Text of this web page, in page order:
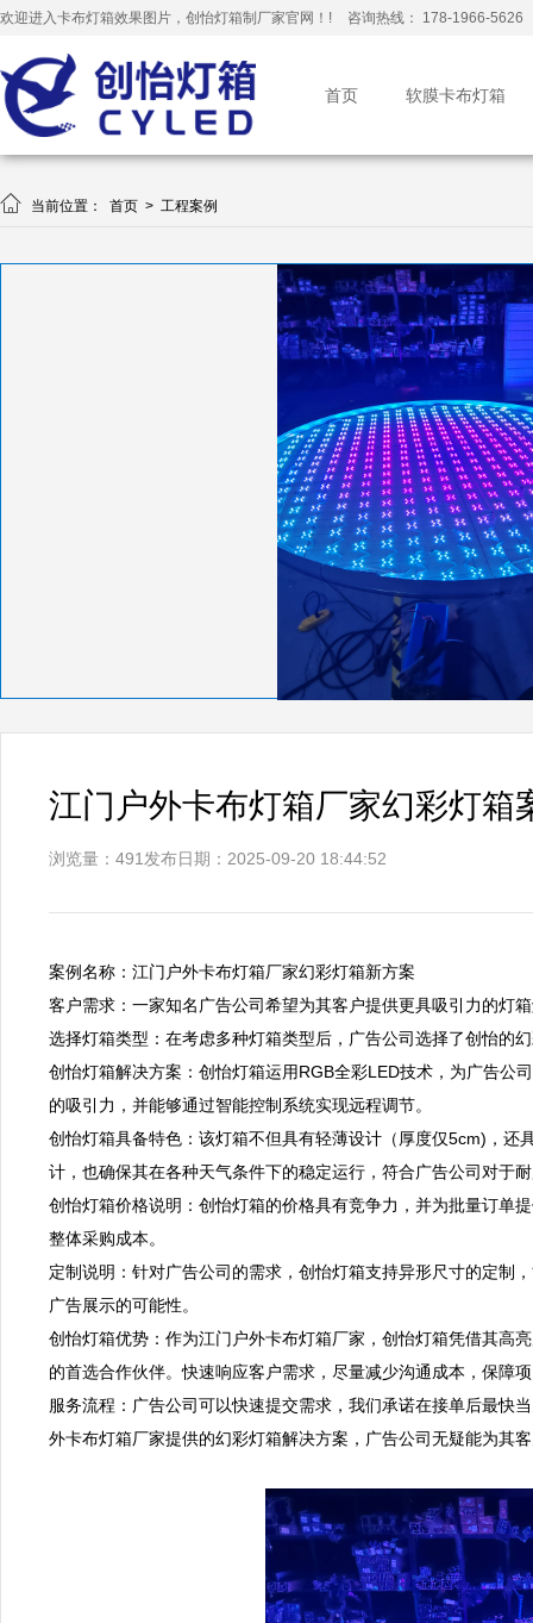
欢迎进入卡布灯箱效果图片，创怡灯箱制厂家官网！! 咨询热线： 178-1966-5626
首页 软膜卡布灯箱
 当前位置： 首页 > 工程案例
江门户外卡布灯箱厂家幻彩灯箱
浏览量：491 发布日期：2025-09-20 18:44:52
案例名称：江门户外卡布灯箱厂家幻彩灯箱新方案
客户需求：一家知名广告公司希望为其客户提供更具吸引力的
选择灯箱类型：在考虑多种灯箱类型后，广告公司选择了创怡的
创怡灯箱解决方案：创怡灯箱运用RGB全彩LED技术，为广告公
的吸引力，并能够通过智能控制系统实现远程调节。
创怡灯箱具备特色：该灯箱不但具有轻薄设计（厚度仅5cm)，
计，也确保其在各种天气条件下的稳定运行，符合广告公司对于
创怡灯箱价格说明：创怡灯箱的价格具有竞争力，并为批量订单
整体采购成本。
定制说明：针对广告公司的需求，创怡灯箱支持异形尺寸的定制
广告展示的可能性。
创怡灯箱优势：作为江门户外卡布灯箱厂家，创怡灯箱凭借其高
的首选合作伙伴。快速响应客户需求，尽量减少沟通成本，保障
服务流程：广告公司可以快速提交需求，我们承诺在接单后最快
外卡布灯箱厂家提供的幻彩灯箱解决方案，广告公司无疑能为其